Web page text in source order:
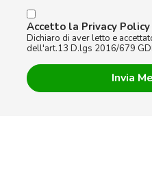
Accetto la Privacy
Dichiaro di aver letto e
dell'art.13 D.lgs 2016/679